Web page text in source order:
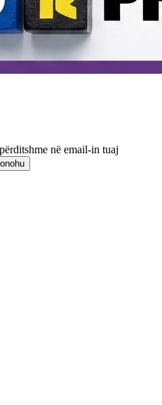
në email-in tuaj